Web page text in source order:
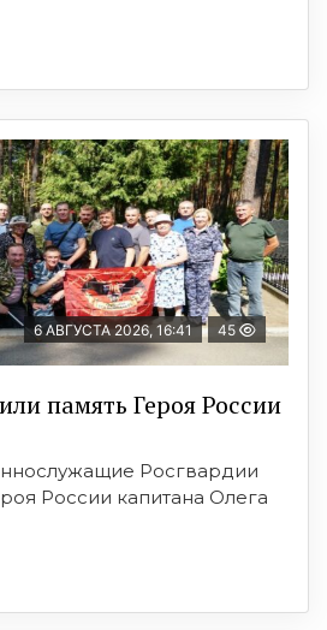
6 АВГУСТА 2026, 16:41 45
память Героя России
Росгвардии
России капитана Олега